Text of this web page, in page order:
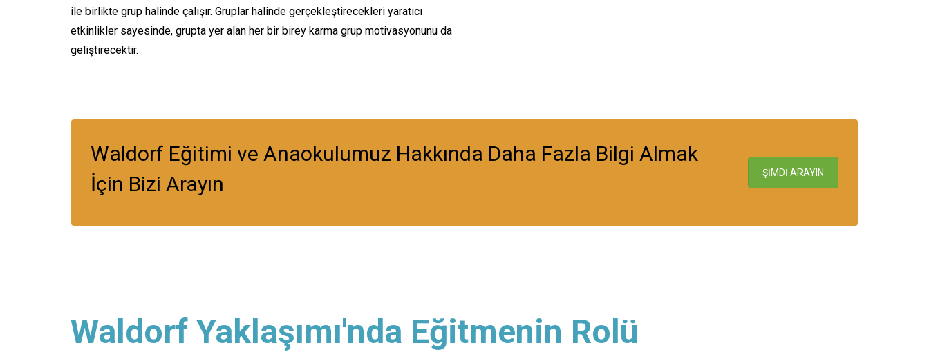
ile birlikte grup halinde çalışır. Gruplar halinde gerçekleştirecekleri yaratıcı
etkinlikler sayesinde, grupta yer alan her bir birey karma grup motivasyonunu da
geliştirecektir.
Waldorf Eğitimi ve Anaokulumuz Hakkında Daha Fazla Bilgi Almak
İçin Bizi Arayın
ŞİMDİ ARAYIN
Waldorf Yaklaşımı'nda Eğitmenin Rolü